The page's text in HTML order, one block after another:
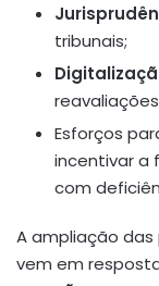
tribunais;
Esforços
incentivar a
com
A ampliação
vem em